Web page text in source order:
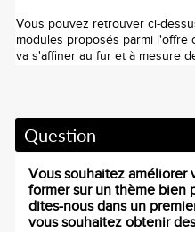
Vous pouvez retrouver ci-
modules proposés parmi l'offre
va s'affiner au fur et à mesure
Question
Vous souhaitez améliorer
former sur un thème bien
dites-nous dans un
vous souhaitez obtenir